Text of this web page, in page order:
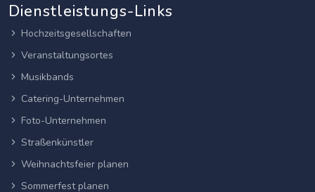
Dienstleistungs-Links
Hochzeitsgesellschaften
Veranstaltungsortes
Musikbands
Catering-Unternehmen
Foto-Unternehmen
Straßenkünstler
Weihnachtsfeier planen
Sommerfest planen